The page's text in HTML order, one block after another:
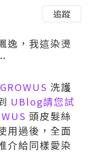
追蹤
逸，我這染燙
GROWUS 洗護
UBlog請您試
頭皮髮絲
用過後，全面
介給同樣愛染